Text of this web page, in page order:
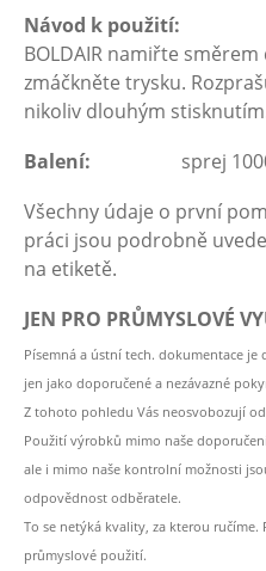
Návod k použití:
BOLDAIR namiřte
zmáčkněte trysku.
nikoliv dlouhým
Balení: sprej 1000/
Všechny údaje o první
práci jsou podrobně
na etiketě.
JEN PRO PRŮMYSLOVÉ
Písemná a ústní tech. dokumentace
jen jako doporučené a nezávazné
Z tohoto pohledu Vás neosvobozují
Použití výrobků mimo naše
ale i mimo naše kontrolní možnosti
odpovědnost odběratele.
To se netýká kvality, za kterou
průmyslové použití.